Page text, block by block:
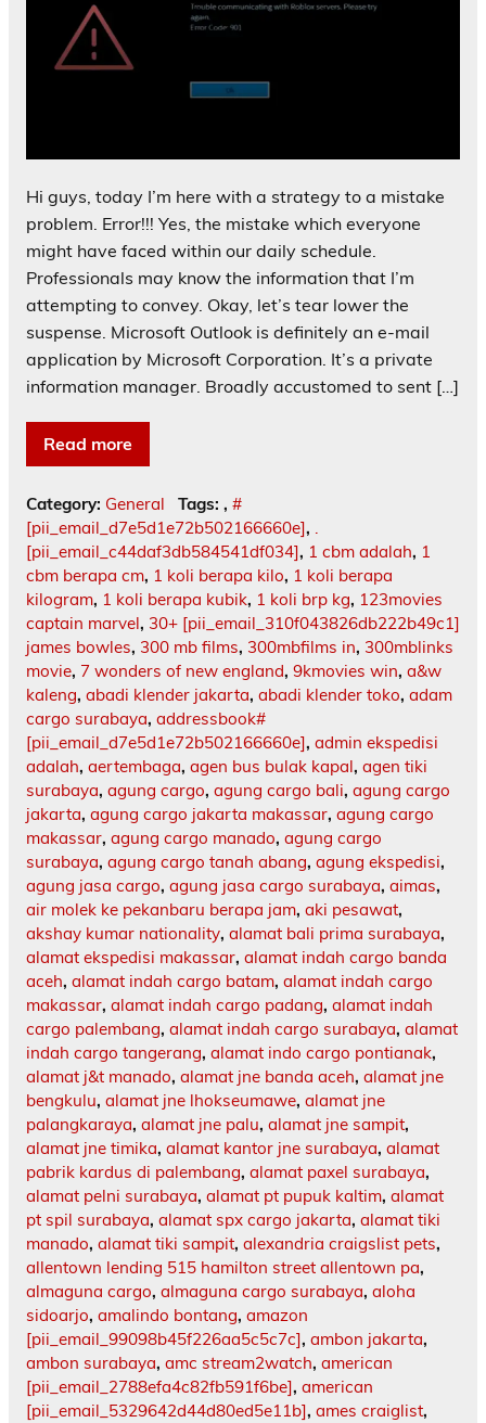
Hi guys, today I’m here with a strategy to a mistake
problem. Error!!! Yes, the mistake which everyone
might have faced within our daily schedule.
Professionals may know the information that I’m
attempting to convey. Okay, let’s tear lower the
suspense. Microsoft Outlook is definitely an e-mail
application by Microsoft Corporation. It’s a private
information manager. Broadly accustomed to sent […]
Read more
Category: General Tags: , #
[pii_email_d7e5d1e72b502166660e], .
[pii_email_c44daf3db584541df034], 1 cbm adalah, 1
cbm berapa cm, 1 koli berapa kilo, 1 koli berapa
kilogram, 1 koli berapa kubik, 1 koli brp kg, 123movies
captain marvel, 30+ [pii_email_310f043826db222b49c1]
james bowles, 300 mb films, 300mbfilms in, 300mblinks
movie, 7 wonders of new england, 9kmovies win, a&w
kaleng, abadi klender jakarta, abadi klender toko, adam
cargo surabaya, addressbook#
[pii_email_d7e5d1e72b502166660e], admin ekspedisi
adalah, aertembaga, agen bus bulak kapal, agen tiki
surabaya, agung cargo, agung cargo bali, agung cargo
jakarta, agung cargo jakarta makassar, agung cargo
makassar, agung cargo manado, agung cargo
surabaya, agung cargo tanah abang, agung ekspedisi,
agung jasa cargo, agung jasa cargo surabaya, aimas,
air molek ke pekanbaru berapa jam, aki pesawat,
akshay kumar nationality, alamat bali prima surabaya,
alamat ekspedisi makassar, alamat indah cargo banda
aceh, alamat indah cargo batam, alamat indah cargo
makassar, alamat indah cargo padang, alamat indah
cargo palembang, alamat indah cargo surabaya, alamat
indah cargo tangerang, alamat indo cargo pontianak,
alamat j&t manado, alamat jne banda aceh, alamat jne
bengkulu, alamat jne lhokseumawe, alamat jne
palangkaraya, alamat jne palu, alamat jne sampit,
alamat jne timika, alamat kantor jne surabaya, alamat
pabrik kardus di palembang, alamat paxel surabaya,
alamat pelni surabaya, alamat pt pupuk kaltim, alamat
pt spil surabaya, alamat spx cargo jakarta, alamat tiki
manado, alamat tiki sampit, alexandria craigslist pets,
allentown lending 515 hamilton street allentown pa,
almaguna cargo, almaguna cargo surabaya, aloha
sidoarjo, amalindo bontang, amazon
[pii_email_99098b45f226aa5c5c7c], ambon jakarta,
ambon surabaya, amc stream2watch, american
[pii_email_2788efa4c82fb591f6be], american
[pii_email_5329642d44d80ed5e11b], ames craiglist,